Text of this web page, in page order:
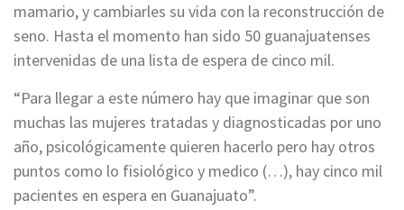
mamario, y cambiarles su vida con la reconstrucción de
seno. Hasta el momento han sido 50 guanajuatenses
intervenidas de una lista de espera de cinco mil.
“Para llegar a este número hay que imaginar que son
muchas las mujeres tratadas y diagnosticadas por uno
año, psicológicamente quieren hacerlo pero hay otros
puntos como lo fisiológico y medico (…), hay cinco mil
pacientes en espera en Guanajuato”.